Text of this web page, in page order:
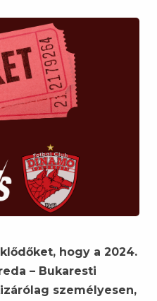
hogy a 2024.
– Bukaresti
személyesen,